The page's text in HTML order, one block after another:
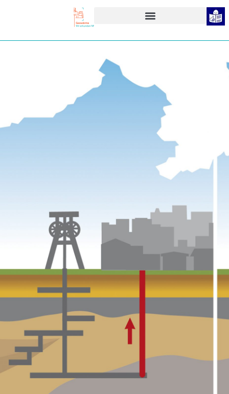
Geothermieportal